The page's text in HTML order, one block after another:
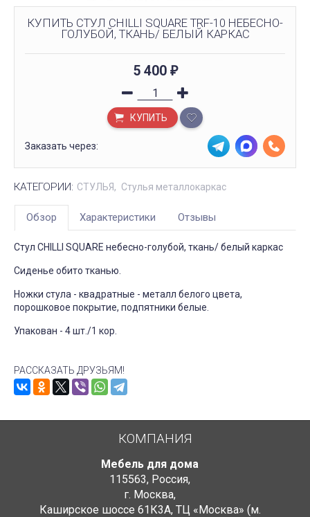
КУПИТЬ СТУЛ CHILLI SQUARE TRF-10 НЕБЕСНО-
ГОЛУБОЙ, ТКАНЬ/ БЕЛЫЙ КАРКАС
5 400 ₽
КУПИТЬ
Заказать через:
КАТЕГОРИИ: СТУЛЬЯ Стулья металлокаркас
Обзор Характеристики Отзывы
Стул CHILLI SQUARE небесно-голубой, ткань/ белый каркас
Сиденье обито тканью.
Ножки стула - квадратные - металл белого цвета,
порошковое покрытие, подпятники белые.
Упакован - 4 шт./1 кор.
РАССКАЗАТЬ ДРУЗЬЯМ!
КОМПАНИЯ
Мебель для дома
115563, Россия,
г. Москва,
Каширское шоссе 61К3А, ТЦ «Москва» (м.